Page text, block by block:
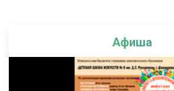
Афиша